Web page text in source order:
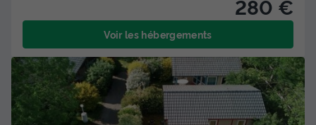
280 €
Voir les hébergements